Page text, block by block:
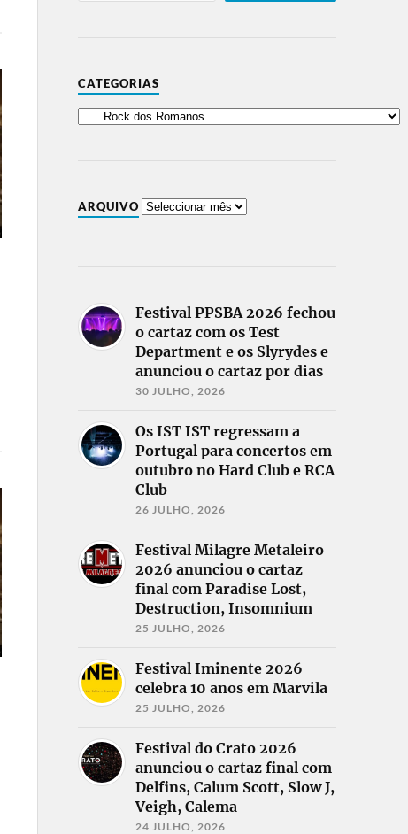
CATEGORIAS
ARQUIVO
Festival PPSBA 2026 fechou
o cartaz com os Test
Department e os Slyrydes e
anunciou o cartaz por dias
30 JULHO, 2026
Os IST IST regressam a
Portugal para concertos em
outubro no Hard Club e RCA
Club
26 JULHO, 2026
Festival Milagre Metaleiro
2026 anunciou o cartaz
final com Paradise Lost,
Destruction, Insomnium
25 JULHO, 2026
Festival Iminente 2026
celebra 10 anos em Marvila
25 JULHO, 2026
Festival do Crato 2026
anunciou o cartaz final com
Delfins, Calum Scott, Slow J,
Veigh, Calema
24 JULHO, 2026